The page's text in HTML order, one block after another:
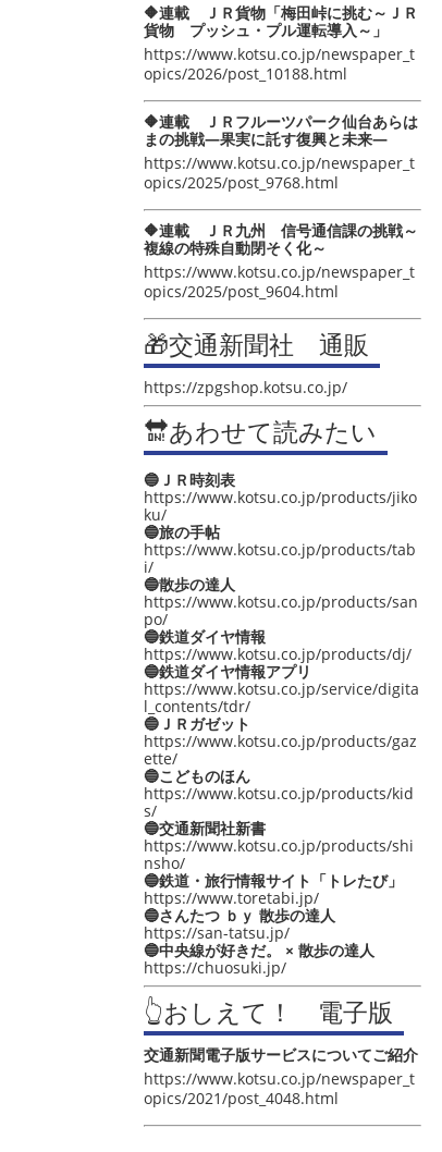
🔶連載 ＪＲ貨物「梅田峠に挑む～ＪＲ
貨物 プッシュ・プル運転導入～」
https://www.kotsu.co.jp/newspaper_t
opics/2026/post_10188.html
🔶連載 ＪＲフルーツパーク仙台あらは
まの挑戦―果実に託す復興と未来―
https://www.kotsu.co.jp/newspaper_t
opics/2025/post_9768.html
🔶連載 ＪＲ九州 信号通信課の挑戦～
複線の特殊自動閉そく化～
https://www.kotsu.co.jp/newspaper_t
opics/2025/post_9604.html
🎁交通新聞社 通販
https://zpgshop.kotsu.co.jp/
🔛あわせて読みたい
🔵ＪＲ時刻表
https://www.kotsu.co.jp/products/jiko
ku/
🔵旅の手帖
https://www.kotsu.co.jp/products/tab
i/
🔵散歩の達人
https://www.kotsu.co.jp/products/san
po/
🔵鉄道ダイヤ情報
https://www.kotsu.co.jp/products/dj/
🔵鉄道ダイヤ情報アプリ
https://www.kotsu.co.jp/service/digita
l_contents/tdr/
🔵ＪＲガゼット
https://www.kotsu.co.jp/products/gaz
ette/
🔵こどものほん
https://www.kotsu.co.jp/products/kid
s/
🔵交通新聞社新書
https://www.kotsu.co.jp/products/shi
nsho/
🔵鉄道・旅行情報サイト「トレたび」
https://www.toretabi.jp/
🔵さんたつ ｂｙ 散歩の達人
https://san-tatsu.jp/
🔵中央線が好きだ。 × 散歩の達人
https://chuosuki.jp/
👆おしえて！ 電子版
交通新聞電子版サービスについてご紹介
https://www.kotsu.co.jp/newspaper_t
opics/2021/post_4048.html